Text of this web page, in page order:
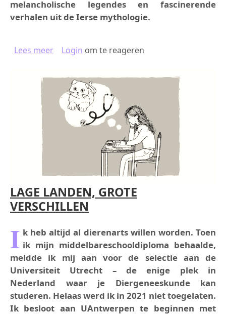
melancholische legendes en fascinerende
verhalen uit de Ierse mythologie.
Lees meerover VIJF IERSE MYTHEN VOOR BEGINNERS
Login om te reageren
LAGE LANDEN, GROTE
VERSCHILLEN
I k heb altijd al dierenarts willen worden. Toen
ik mijn middelbareschooldiploma behaalde,
meldde ik mij aan voor de selectie aan de
Universiteit Utrecht – de enige plek in
Nederland waar je Diergeneeskunde kan
studeren. Helaas werd ik in 2021 niet toegelaten.
Ik besloot aan UAntwerpen te beginnen met